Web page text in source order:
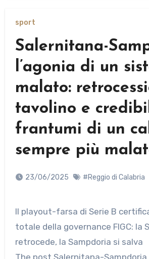
sport
Salernitana-
l’agonia di un
malato:
tavolino e
frantumi di un
sempre più
23/06/2025 #Reggio di Calabria
Il playout-farsa di Serie B certifica il fallimento
totale della governance FIGC: la
retrocede, la Sampdoria si salva